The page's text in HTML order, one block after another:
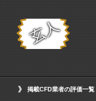
掲載CFD業者の評価一覧